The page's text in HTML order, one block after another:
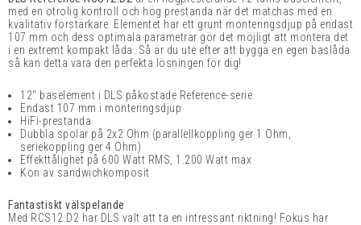
med en otrolig kontroll och hög prestanda när det matchas med en
kvalitativ förstärkare. Elementet har ett grunt monteringsdjup på endast
107 mm och dess optimala parametrar gör det möjligt att montera det
i en extremt kompakt låda. Så är du ute efter att bygga en egen baslåda
så kan detta vara den perfekta lösningen för dig!
12" baselement i DLS påkostade Reference-serie
Endast 107 mm i monteringsdjup
HiFi-prestanda
Dubbla spolar på 2x2 Ohm (parallellkoppling ger 1 Ohm,
seriekoppling ger 4 Ohm)
Effekttålighet på 600 Watt RMS, 1.200 Watt max
Kon av sandwichkomposit
Fantastiskt välspelande
Med RCS12.D2 har DLS valt att ta en intressant riktning! Fokus har